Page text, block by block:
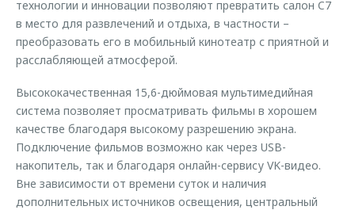
технологии и инновации позволяют превратить салон C7
в место для развлечений и отдыха, в частности –
преобразовать его в мобильный кинотеатр с приятной и
расслабляющей атмосферой.
Высококачественная 15,6-дюймовая мультимедийная
система позволяет просматривать фильмы в хорошем
качестве благодаря высокому разрешению экрана.
Подключение фильмов возможно как через USB-
накопитель, так и благодаря онлайн-сервису VK-видео.
Вне зависимости от времени суток и наличия
дополнительных источников освещения, центральный